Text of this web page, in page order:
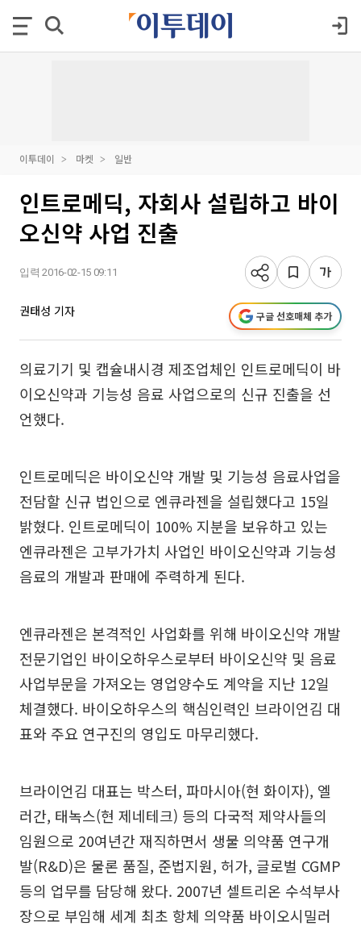
이투데이 마켓 일반
인트로메딕, 자회사 설립하고 바이
오신약 사업 진출
입력 2016-02-15 09:11
권태성 기자 구글 선호매체 추가
의료기기 및 캡슐내시경 제조업체인 인트로메딕이 바
이오신약과 기능성 음료 사업으로의 신규 진출을 선
언했다.
인트로메딕은 바이오신약 개발 및 기능성 음료사업을
전담할 신규 법인으로 엔큐라젠을 설립했다고 15일
밝혔다. 인트로메딕이 100% 지분을 보유하고 있는
엔큐라젠은 고부가가치 사업인 바이오신약과 기능성
음료의 개발과 판매에 주력하게 된다.
엔큐라젠은 본격적인 사업화를 위해 바이오신약 개발
전문기업인 바이오하우스로부터 바이오신약 및 음료
사업부문을 가져오는 영업양수도 계약을 지난 12일
체결했다. 바이오하우스의 핵심인력인 브라이언김 대
표와 주요 연구진의 영입도 마무리했다.
브라이언김 대표는 박스터, 파마시아(현 화이자), 엘
러간, 태녹스(현 제네테크) 등의 다국적 제약사들의
임원으로 20여년간 재직하면서 생물 의약품 연구개
발(R&D)은 물론 품질, 준법지원, 허가, 글로벌 CGMP
등의 업무를 담당해 왔다. 2007년 셀트리온 수석부사
장으로 부임해 세계 최초 항체 의약품 바이오시밀러